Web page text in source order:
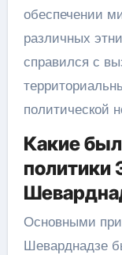
обеспечении
различных
справился с
политической
Какие
политики
Основными
Шеварднадзе